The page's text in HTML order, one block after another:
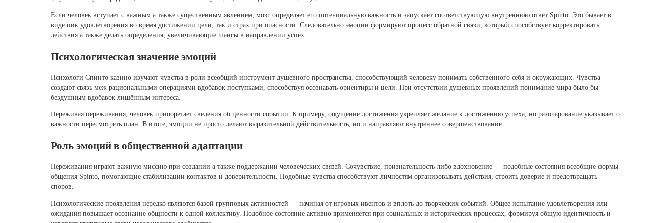
Если человек вступает с важным а также существенным явлением, мозг определяет его потенциальную важность и запускает соответствующую внутреннюю ответ Spinto. Это бывает в
виде пик удовлетворения во время достижении цели, так и страх при опасности. Следовательно эмоции формируют процесс обратной связи, который способствует корректировать
действия а также делать определения, увеличивающие шансы в направлении успех.
Психологическая значение эмоций
Психологи Спинто казино изучают чувства в роли всеобщий инструмент душевного пространства, способствующий человеку понимать собственного себя и окружающих. Чувства
создают связь меж рациональными операциями вдобавок поступками, способствуя осознавать ориентиры и цели. При отсутствии душевных проявлений понимание мира было бы
бездушным вдобавок лишённым интереса.
Переживая переживания, человек приобретает сведения об ценности событий. К примеру, ощущение достижения укрепляет желание к достижению успеха, но разочарование указывает о
важности пересмотреть план. В итоге, эмоции не просто делают выразительной действительность, но и направляют внутреннее совершенствование.
Роль эмоций в общественной адаптации
Переживания играют важную миссию при создании а также поддержании человеческих связей. Сочувствие, признательность либо вдохновение — подобные состояния всеобщие формы
общения Spinto, помогающие стабилизации контактов и доверительности. Подобные чувства способствуют личностям организовывать действия, строить доверие и предотвращать
споров.
Психологические проявления нередко являются базой групповых активностей — начиная от игровых ивентов и вплоть до творческих событий. Общее испытание удовлетворения или
ожидания повышает осознание общности к одной коллективу. Подобное состояние активно применяется при социальных и исторических процессах, формируя общую идентичность и